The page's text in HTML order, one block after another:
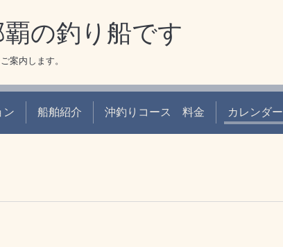
の釣り船です
案内します。
ン 船舶紹介 沖釣りコース 料金 カレンダー